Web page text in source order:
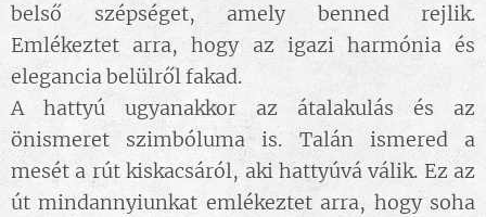
belső szépséget, amely benned rejlik.
Emlékeztet arra, hogy az igazi harmónia és
elegancia belülről fakad.
A hattyú ugyanakkor az átalakulás és az
önismeret szimbóluma is. Talán ismered a
mesét a rút kiskacsáról, aki hattyúvá válik. Ez az
út mindannyiunkat emlékeztet arra, hogy soha